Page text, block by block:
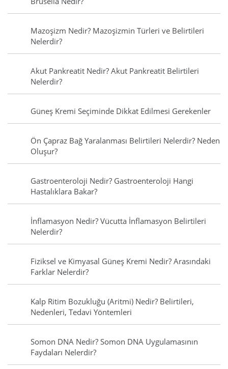
Mazoşizm Nedir? Mazoşizmin Türleri ve Belirtileri
Nelerdir?
Akut Pankreatit Nedir? Akut Pankreatit Belirtileri
Nelerdir?
Güneş Kremi Seçiminde Dikkat Edilmesi Gerekenler
Ön Çapraz Bağ Yaralanması Belirtileri Nelerdir? Neden
Oluşur?
Gastroenteroloji Nedir? Gastroenteroloji Hangi
Hastalıklara Bakar?
İnflamasyon Nedir? Vücutta İnflamasyon Belirtileri
Nelerdir?
Fiziksel ve Kimyasal Güneş Kremi Nedir? Arasındaki
Farklar Nelerdir?
Kalp Ritim Bozukluğu (Aritmi) Nedir? Belirtileri,
Nedenleri, Tedavi Yöntemleri
Somon DNA Nedir? Somon DNA Uygulamasının
Faydaları Nelerdir?